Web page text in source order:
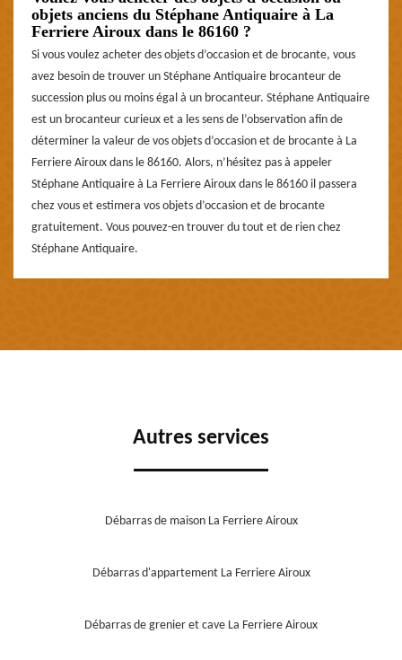
objets anciens du Stéphane Antiquaire à La
Ferriere Airoux dans le 86160 ?
Si vous voulez acheter des objets d’occasion et de brocante, vous
avez besoin de trouver un Stéphane Antiquaire brocanteur de
succession plus ou moins égal à un brocanteur. Stéphane Antiquaire
est un brocanteur curieux et a les sens de l’observation afin de
déterminer la valeur de vos objets d’occasion et de brocante à La
Ferriere Airoux dans le 86160. Alors, n’hésitez pas à appeler
Stéphane Antiquaire à La Ferriere Airoux dans le 86160 il passera
chez vous et estimera vos objets d’occasion et de brocante
gratuitement. Vous pouvez-en trouver du tout et de rien chez
Stéphane Antiquaire.
Autres services
Débarras de maison La Ferriere Airoux
Débarras d'appartement La Ferriere Airoux
Débarras de grenier et cave La Ferriere Airoux